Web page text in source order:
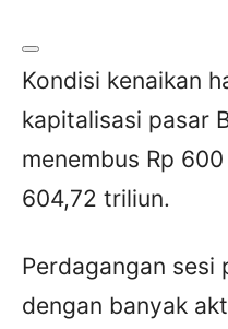
Kondisi kenaikan
kapitalisasi pasar
menembus Rp
604,72 triliun.
Perdagangan sesi
dengan banyak